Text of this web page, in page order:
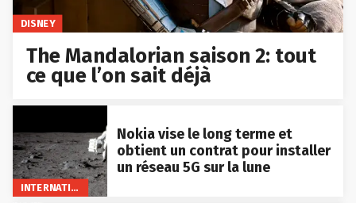
DISNEY
The Mandalorian saison 2: tout
ce que l’on sait déjà
INTERNATIONAL
Nokia vise le long terme et
obtient un contrat pour installer
un réseau 5G sur la lune